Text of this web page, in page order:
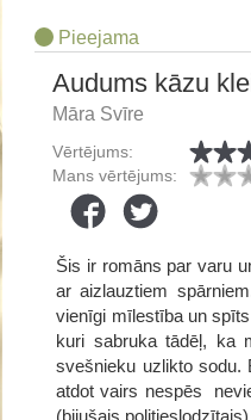
Pieejama
Audums kāzu
Māra Svīre
Vērtējums:
Mans vērtējums:
Šis ir romāns par varu
ar aizlauztiem
vienīgi mīlestība un
kuri sabruka tādēļ, ka
svešnieku uzlikto
atdot vairs nespēs
(bijušais